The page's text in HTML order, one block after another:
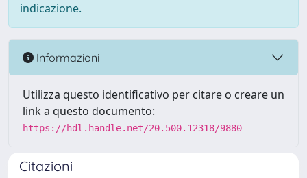
indicazione.
Informazioni
Utilizza questo identificativo per citare o creare un
link a questo documento:
https://hdl.handle.net/20.500.12318/9880
Citazioni